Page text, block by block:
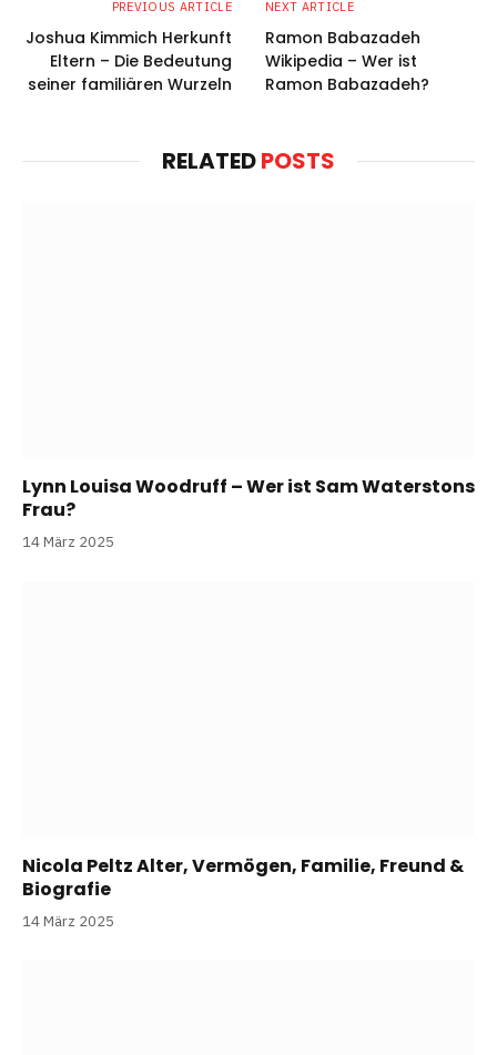
PREVIOUS ARTICLE
Joshua Kimmich Herkunft
Eltern – Die Bedeutung
seiner familiären Wurzeln
NEXT ARTICLE
Ramon Babazadeh
Wikipedia – Wer ist
Ramon Babazadeh?
RELATEDPOSTS
Lynn Louisa Woodruff – Wer ist Sam Waterstons
Frau?
14 März 2025
Nicola Peltz Alter, Vermögen, Familie, Freund &
Biografie
14 März 2025